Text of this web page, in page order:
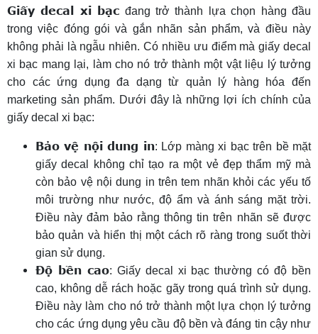
Giấy decal xi bạc đang trở thành lựa chọn hàng đầu
trong việc đóng gói và gắn nhãn sản phẩm, và điều này
không phải là ngẫu nhiên. Có nhiều ưu điểm mà giấy decal
xi bạc mang lại, làm cho nó trở thành một vật liệu lý tưởng
cho các ứng dụng đa dạng từ quản lý hàng hóa đến
marketing sản phẩm. Dưới đây là những lợi ích chính của
giấy decal xi bạc:
Bảo vệ nội dung in: Lớp màng xi bạc trên bề mặt
giấy decal không chỉ tạo ra một vẻ đẹp thẩm mỹ mà
còn bảo vệ nội dung in trên tem nhãn khỏi các yếu tố
môi trường như nước, độ ẩm và ánh sáng mặt trời.
Điều này đảm bảo rằng thông tin trên nhãn sẽ được
bảo quản và hiển thị một cách rõ ràng trong suốt thời
gian sử dụng.
Độ bền cao: Giấy decal xi bạc thường có độ bền
cao, không dễ rách hoặc gãy trong quá trình sử dụng.
Điều này làm cho nó trở thành một lựa chọn lý tưởng
cho các ứng dụng yêu cầu độ bền và đáng tin cậy như